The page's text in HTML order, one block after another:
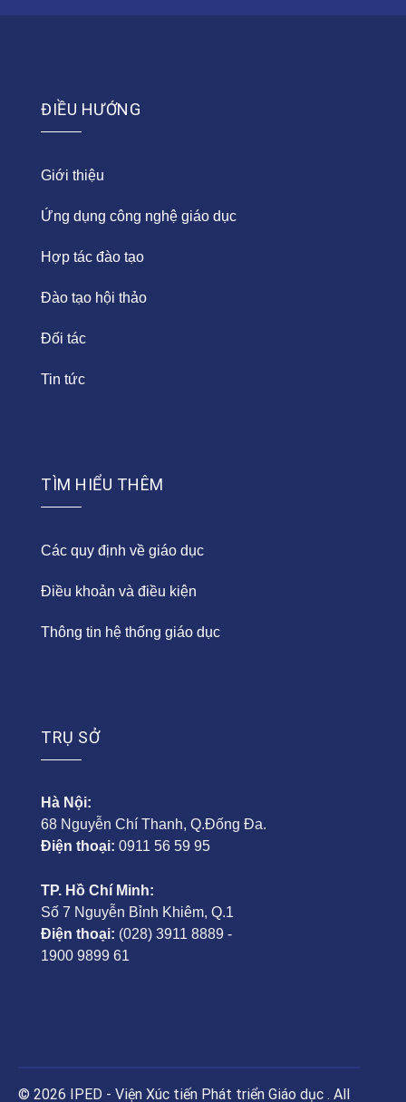
ĐIỀU HƯỚNG
Giới thiệu
Ứng dụng công nghệ giáo dục
Hợp tác đào tạo
Đào tạo hội thảo
Đối tác
Tin tức
TÌM HIỂU THÊM
Các quy định về giáo dục
Điều khoản và điều kiện
Thông tin hệ thống giáo dục
TRỤ SỞ
Hà Nội:
68 Nguyễn Chí Thanh, Q.Đống Đa.
Điện thoại: 0911 56 59 95
TP. Hồ Chí Minh:
Số 7 Nguyễn Bỉnh Khiêm, Q.1
Điện thoại: (028) 3911 8889 -
1900 9899 61
© 2026 IPED - Viện Xúc tiến Phát triển Giáo dục . All